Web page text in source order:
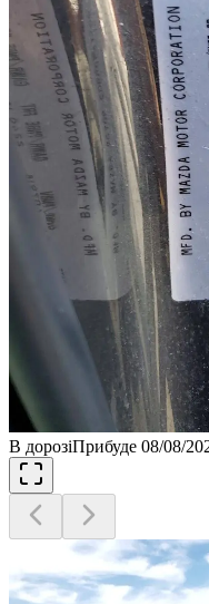
В дорозіПрибуде 08/08/